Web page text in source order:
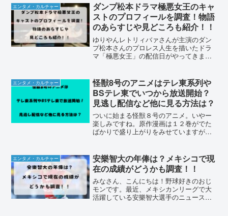
エンタメ・カルチャー
ダンプ松本ドラマ極悪女王のキャ
ストのプロフィールを調査！物語
のあらすじや見どころも紹介！！
ゆりやんレトリィバァさんが主演のダン
プ松本さんのプロレス人生を描いたドラ
マ「極悪女王」の配信日がやってきまし
ャストもものすごい豪華で発表直後から
話題騒然...
エンタメ・カルチャー
怪獣8号のアニメはテレ東系列や
BSテレ東でいつから放送開始？
見逃し配信など他に見る方法は？
ついに始まる怪獣８号のアニメ。いやー
楽しみですね。原作漫画は１２巻がでた
ばかりで盛り上がりをみせていますがそ
SNSでも盛り上がりを見せていますよ
ね。そんな「怪獣8号」...
エンタメ・カルチャー
安樂智大の年俸は？メキシコで現
在の成績がどうかも調査！！
みなさん、こんにちは！野球好きのおじ
モンです。最近、メキシカンリーグで大
活躍している安樂智大選手のニュースを